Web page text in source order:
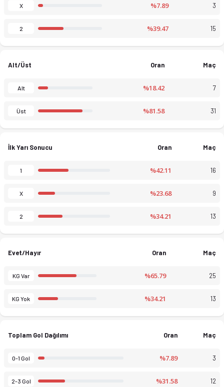
Kuzey NSW Lig 1, Rezerv, Kadın 2026 sezonu puan
X %7.89 3
2 %39.47 15
Alt/Üst Oran Maç
Alt %18.42 7
Üst %81.58 31
İlk Yarı Sonucu Oran Maç
1 %42.11 16
X %23.68 9
2 %34.21 13
Evet/Hayır Oran Maç
KG Var %65.79 25
KG Yok %34.21 13
Toplam Gol Dağılımı Oran Maç
0-1 Gol %7.89 3
2-3 Gol %31.58 12